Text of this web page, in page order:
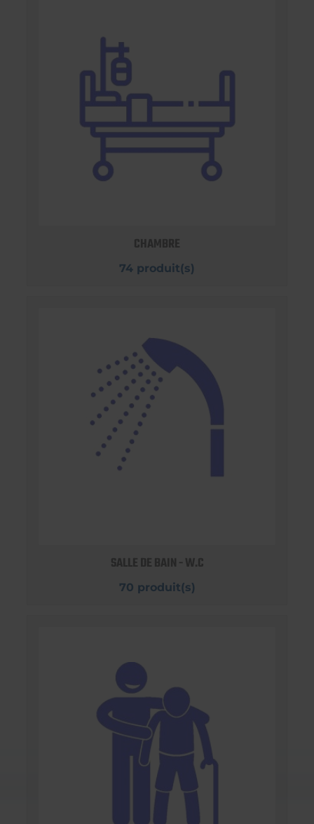
CHAMBRE
74 produit(s)
SALLE DE BAIN - W.C
70 produit(s)